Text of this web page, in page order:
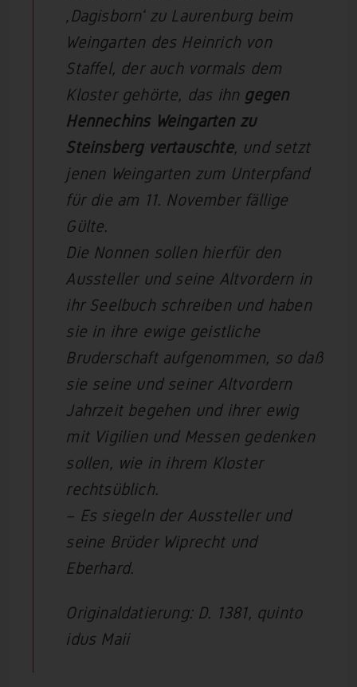
‚Dagisborn‘ zu Laurenburg beim
Weingarten des Heinrich von
Staffel, der auch vormals dem
Kloster gehörte, das ihn gegen
Hennechins Weingarten zu
Steinsberg vertauschte, und setzt
jenen Weingarten zum Unterpfand
für die am 11. November fällige
Gülte.
Die Nonnen sollen hierfür den
Aussteller und seine Altvordern in
ihr Seelbuch schreiben und haben
sie in ihre ewige geistliche
Bruderschaft aufgenommen, so daß
sie seine und seiner Altvordern
Jahrzeit begehen und ihrer ewig
mit Vigilien und Messen gedenken
sollen, wie in ihrem Kloster
rechtsüblich.
– Es siegeln der Aussteller und
seine Brüder Wiprecht und
Eberhard.
Originaldatierung: D. 1381, quinto
idus Maii